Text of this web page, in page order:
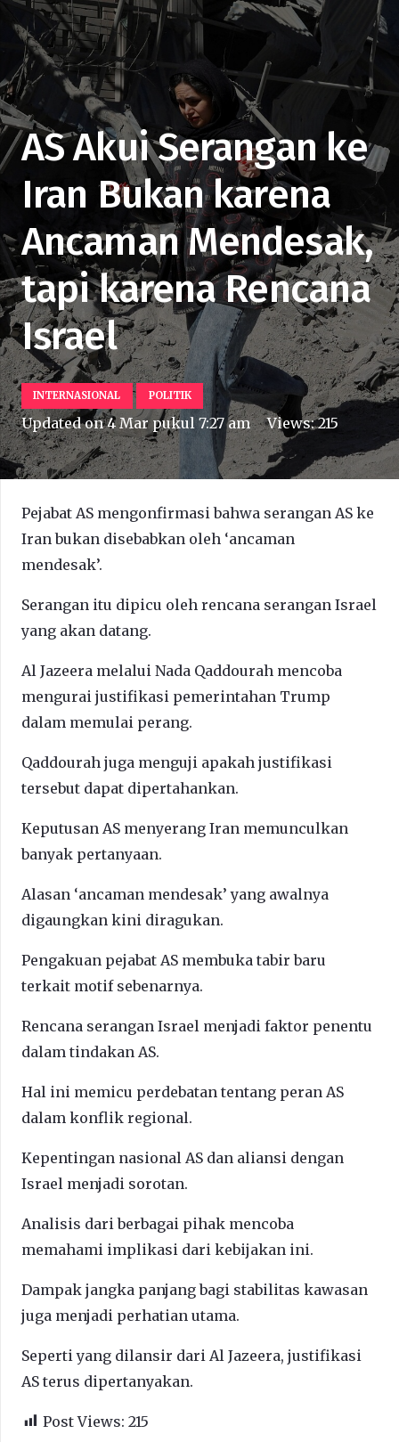
AS Akui Serangan ke
Iran Bukan karena
Ancaman Mendesak,
tapi karena Rencana
Israel
INTERNASIONAL POLITIK
Updated on4 Mar pukul 7:27 am Views:215
Pejabat AS mengonfirmasi bahwa serangan AS ke
Iran bukan disebabkan oleh ‘ancaman
mendesak’.
Serangan itu dipicu oleh rencana serangan Israel
yang akan datang.
Al Jazeera melalui Nada Qaddourah mencoba
mengurai justifikasi pemerintahan Trump
dalam memulai perang.
Qaddourah juga menguji apakah justifikasi
tersebut dapat dipertahankan.
Keputusan AS menyerang Iran memunculkan
banyak pertanyaan.
Alasan ‘ancaman mendesak’ yang awalnya
digaungkan kini diragukan.
Pengakuan pejabat AS membuka tabir baru
terkait motif sebenarnya.
Rencana serangan Israel menjadi faktor penentu
dalam tindakan AS.
Hal ini memicu perdebatan tentang peran AS
dalam konflik regional.
Kepentingan nasional AS dan aliansi dengan
Israel menjadi sorotan.
Analisis dari berbagai pihak mencoba
memahami implikasi dari kebijakan ini.
Dampak jangka panjang bagi stabilitas kawasan
juga menjadi perhatian utama.
Seperti yang dilansir dari Al Jazeera, justifikasi
AS terus dipertanyakan.
Post Views: 215